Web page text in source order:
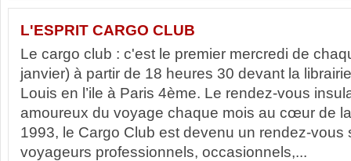
L'ESPRIT CARGO CLUB
Le cargo club : c'est le premier mercredi de
janvier) à partir de 18 heures 30 devant la
Louis en l’ile à Paris 4ème. Le rendez-vous
amoureux du voyage chaque mois au cœur de
1993, le Cargo Club est devenu un rendez-vous
voyageurs professionnels, occasionnels,...